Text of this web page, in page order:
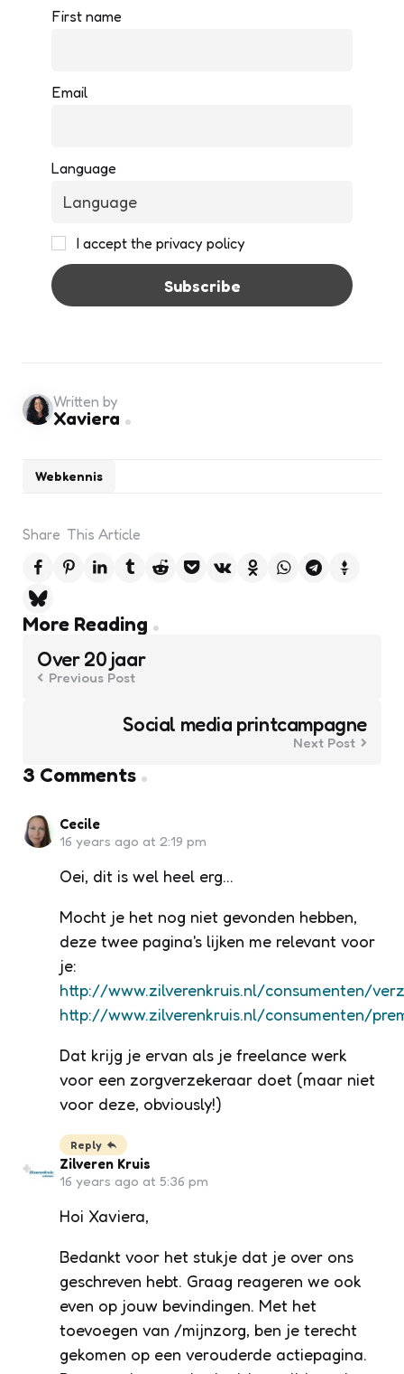
First name
Email
Language
I accept the privacy policy
Webkennis
Written by
Xaviera
Share This Article
More Reading
Post
navigation
Over 20 jaar
Previous Post
Social media printcampagne
Next Post
3 Comments
Cecile
16 years ago at 2:19 pm
Oei, dit is wel heel erg…
Mocht je het nog niet gevonden hebben,
deze twee pagina's lijken me relevant voor
je:
http://www.zilverenkruis.nl/consumenten/
http://www.zilverenkruis.nl/consumenten/
Dat krijg je ervan als je freelance werk
voor een zorgverzekeraar doet (maar niet
voor deze, obviously!)
Reply
Zilveren Kruis
16 years ago at 5:36 pm
Hoi Xaviera,
Bedankt voor het stukje dat je over ons
geschreven hebt. Graag reageren we ook
even op jouw bevindingen. Met het
toevoegen van /mijnzorg, ben je terecht
gekomen op een verouderde actiepagina.